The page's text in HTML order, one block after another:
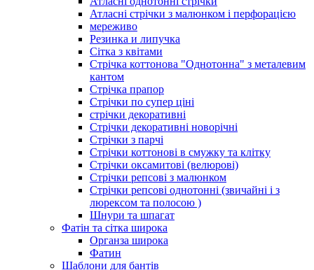
Атласні стрічки з малюнком і перфорацією
мереживо
Резинка и липучка
Сітка з квітами
Стрічка коттонова "Однотонна" з металевим
кантом
Стрічка прапор
Стрічки по супер ціні
стрічки декоративні
Стрічки декоративні новорічні
Стрічки з парчі
Стрічки коттонові в смужку та клітку
Стрічки оксамитові (велюрові)
Стрічки репсові з малюнком
Стрічки репсові однотонні (звичайні і з
люрексом та полосою )
Шнури та шпагат
Фатін та сітка широка
Органза широка
Фатин
Шаблони для бантів